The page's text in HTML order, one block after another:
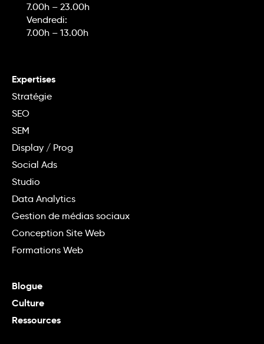
7.00h – 23.00h
Vendredi:
7.00h – 13.00h
Expertises
Stratégie
SEO
SEM
Display / Prog
Social Ads
Studio
Data Analytics
Gestion de médias sociaux
Conception Site Web
Formations Web
Blogue
Culture
Ressources